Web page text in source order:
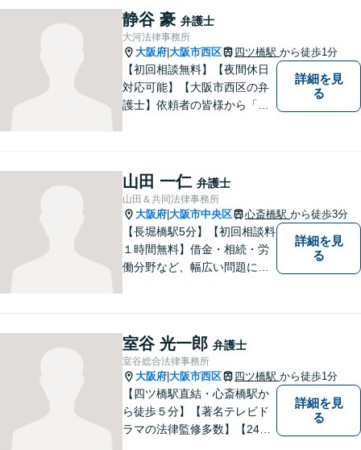
身近な弁護士であり続けるよ
う心掛けています。町のお医
者さんにかかる気分でぜひご
相談ください。
静谷 豪 弁護士
大河法律事務所
大阪府 大阪市西区 四ツ橋駅 から徒歩1分
【初回相談無料】【夜間休日
対応可能】【大阪市西区の弁
護士】依頼者の皆様から「お
詳細を見
る
山田 一仁 弁護士
山田＆共同法律事務所
大阪府 大阪市中央区 心斎橋駅 から徒歩3分
【長堀橋駅5分】【初回相談料
１時間無料】借金・相続・労
働分野など、幅広い問題に精
方に感謝していただけるよう
尽力いたします！
詳細を見
る
室谷 光一郎 弁護士
室谷総合法律事務所
大阪府 大阪市西区 四ツ橋駅 から徒歩1分
【四ツ橋駅直結・心斎橋駅か
ら徒歩５分】【著名テレビド
ラマの法律監修多数】【24時
詳細を見
る